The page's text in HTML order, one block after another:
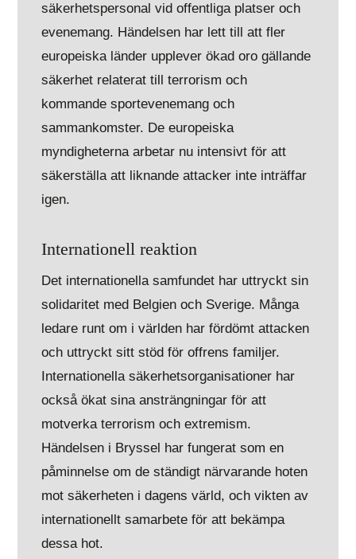
säkerhetspersonal vid offentliga platser och
evenemang. Händelsen har lett till att fler
europeiska länder upplever ökad oro gällande
säkerhet relaterat till terrorism och
kommande sportevenemang och
sammankomster. De europeiska
myndigheterna arbetar nu intensivt för att
säkerställa att liknande attacker inte inträffar
igen.
Internationell reaktion
Det internationella samfundet har uttryckt sin
solidaritet med Belgien och Sverige. Många
ledare runt om i världen har fördömt attacken
och uttryckt sitt stöd för offrens familjer.
Internationella säkerhetsorganisationer har
också ökat sina ansträngningar för att
motverka terrorism och extremism.
Händelsen i Bryssel har fungerat som en
påminnelse om de ständigt närvarande hoten
mot säkerheten i dagens värld, och vikten av
internationellt samarbete för att bekämpa
dessa hot.